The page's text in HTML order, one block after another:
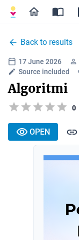
Back to results
17 June 2026
Source included
Algoritmi
0
OPEN